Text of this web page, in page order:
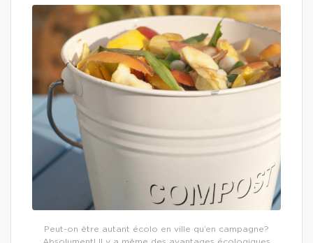
Peut-on être autant écolo en ville qu’en campagne?